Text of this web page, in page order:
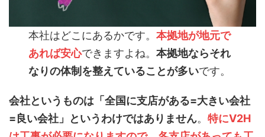
本社はどこにあるかです。本拠地が地元で
あれば安心できますよね。本拠地ならそれ
なりの体制を整えていることが多いです。
会社というものは「全国に支店がある=大きい会社
=良い会社」というわけではありません。 特にV2H